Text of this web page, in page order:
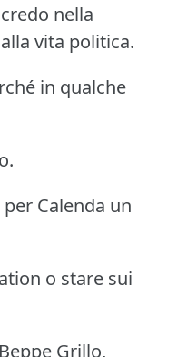
nella
vita politica.
in qualche
Calenda un
o stare sui
Grillo,